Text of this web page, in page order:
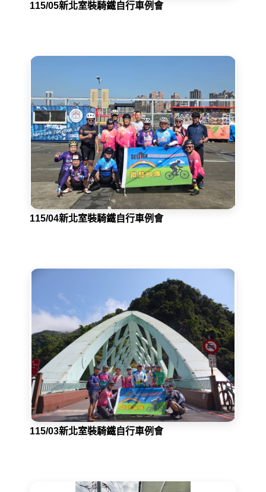
115/05新北室裝騎鐵自行車例會
115/04新北室裝騎鐵自行車例會
115/03新北室裝騎鐵自行車例會